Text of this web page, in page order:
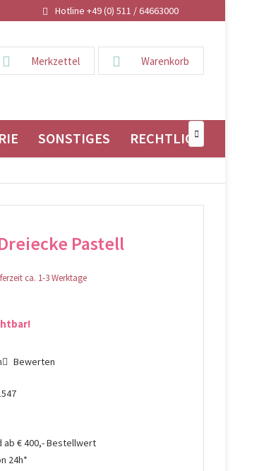
Hotline +49 (0) 511 / 64663000
Warenkorb
Merkzettel
SONSTIGES RECHTLICHES

Pastell
ca. 1-3 Werktage
Bewerten
ab € 400,- Bestellwert
24h*